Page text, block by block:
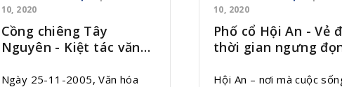
10, 2020
Cồng chiêng Tây
Nguyên - Kiệt tác văn
Ngày 25-11-2005, Văn hóa
10, 2020
Phố cổ Hội An - Vẻ
thời gian ngưng
Hội An – nơi mà cuộc